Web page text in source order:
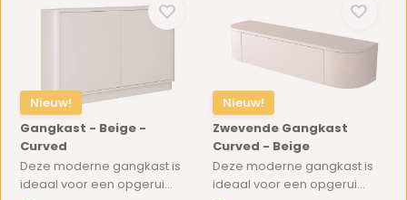
Nieuw!
Gangkast - Beige -
Curved
Deze moderne gangkast is
ideaal voor een opgerui...
Nieuw!
Zwevende Gangkast
Curved - Beige
Deze moderne gangkast is
ideaal voor een opgerui...